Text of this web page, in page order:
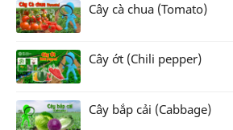
Cây cà chua (Tomato)
Cây ớt (Chili pepper)
Cây bắp cải (Cabbage)